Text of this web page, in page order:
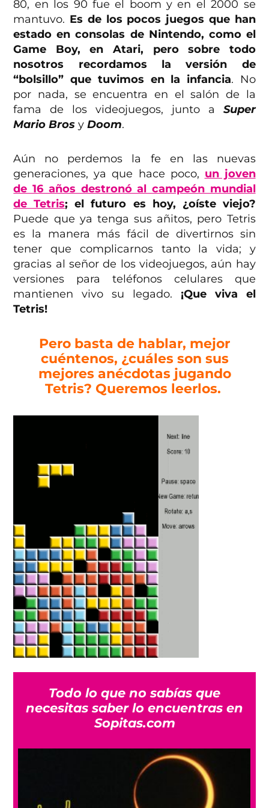
80, en los 90 fue el boom y en el 2000 se
mantuvo. Es de los pocos juegos que han
estado en consolas de Nintendo, como el
Game Boy, en Atari, pero sobre todo
nosotros recordamos la versión de
“bolsillo” que tuvimos en la infancia. No
por nada, se encuentra en el salón de la
fama de los videojuegos, junto a Super
Mario Bros yDoom.
Aún no perdemos la fe en las nuevas
generaciones, ya que hace poco, un joven
de 16 años destronó al campeón mundial
de Tetris; el futuro es hoy, ¿oíste viejo?
Puede que ya tenga sus añitos, pero Tetris
es la manera más fácil de divertirnos sin
tener que complicarnos tanto la vida; y
gracias al señor de los videojuegos, aún hay
versiones para teléfonos celulares que
mantienen vivo su legado. ¡Que viva el
Tetris!
Pero basta de hablar, mejor
cuéntenos, ¿cuáles son sus
mejores anécdotas jugando
Tetris? Queremos leerlos.
Todo lo que no sabías que
necesitas saber lo encuentras en
Sopitas.com